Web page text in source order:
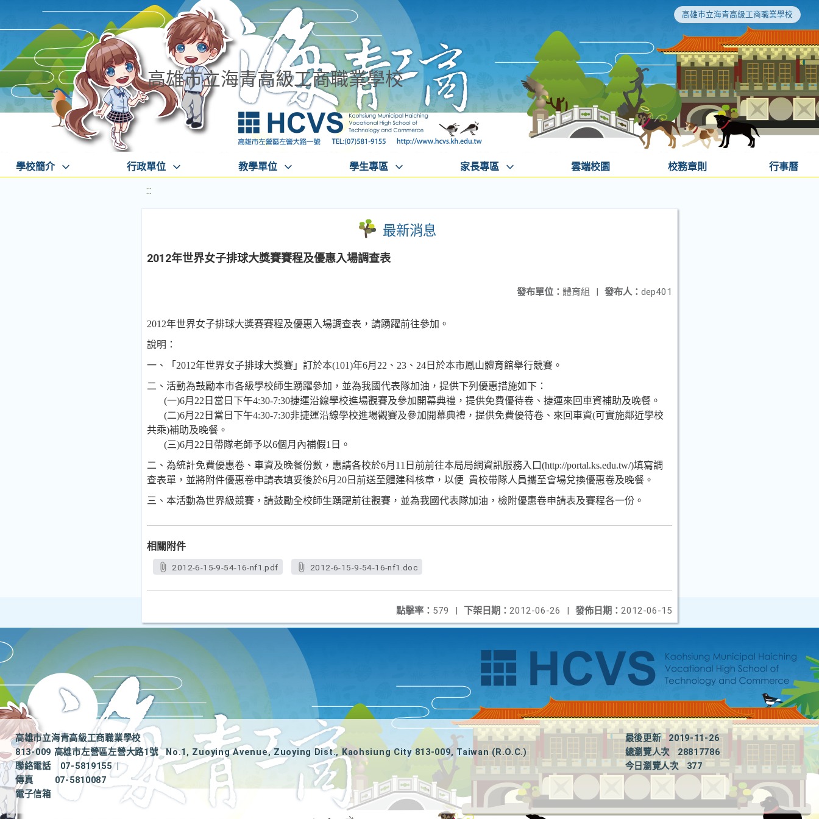
高雄市立海青高級工商職業學校
高雄市立海青高級工商職業學校
學校簡介 行政單位 教學單位 學生專區 家長專區 雲端校園 校務章則 行事曆
:::
最新消息
2012年世界女子排球大獎賽賽程及優惠入場調查表
發布人： dep401
發布單位： 體育組 |
2012年世界女子排球大獎賽賽程及優惠入場調查表，請踴躍前往參加。
說明：
一、
「 2012年世界女子排球大獎賽」訂於本(101)年6月 22 、 23 、 24 日於本市鳳山體育館舉行競賽。
二、 活動為鼓勵本市各級學校師生踴躍參加，並為我國代表隊加油，提供下列優惠措施如下：
(一)6月 22 日當日下午4:30-7:30捷運沿線學校進場觀賽及參加開幕典禮，提供免費優待卷、捷運來回車資補助及晚餐。
(二)6月 22 日當日下午4:30-7:30非捷運沿線學校進場觀賽及參加開幕典禮，提供免費優待卷、來回車資(可實施鄰近學校
共乘)補助及晚餐。
(三)6月 22 日帶隊老師予以6個月內補假1 日。
二、 為統計免費優惠卷、車資及晚餐份數，惠請各校於6月 11 日前前往本局局網資訊服務入口(http://portal.ks.edu.tw/)填寫調
查表單，並將附件優惠卷申請表填妥後於6月 20 日前送至體建科核章，以便 貴校帶隊人員攜至會場兌換優惠卷及晚餐。
三、 本活動為世界級競賽，請鼓勵全校師生踴躍前往觀賽，並為我國代表隊加油，檢附優惠卷申請表及賽程各一份。
相關附件
2012-6-15-9-54-16-nf1.pdf 2012-6-15-9-54-16-nf1.doc
發佈日期： 2012-06-15
下架日期： 2012-06-26 |
點擊率： 579 |
高雄市立海青高級工商職業學校
813-009 高雄市左營區左營大路1號
No.1, Zuoying Avenue, Zuoying Dist., Kaohsiung City 813-009, Taiwan (R.O.C.)
聯絡電話
07-5819155
|
傳真
07-5810087
電子信箱
最後更新
2019-11-26
總瀏覽人次
28817786
今日瀏覽人次
377